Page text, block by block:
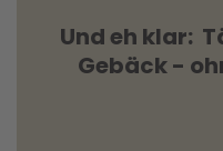
Und eh klar:
Gebäck -